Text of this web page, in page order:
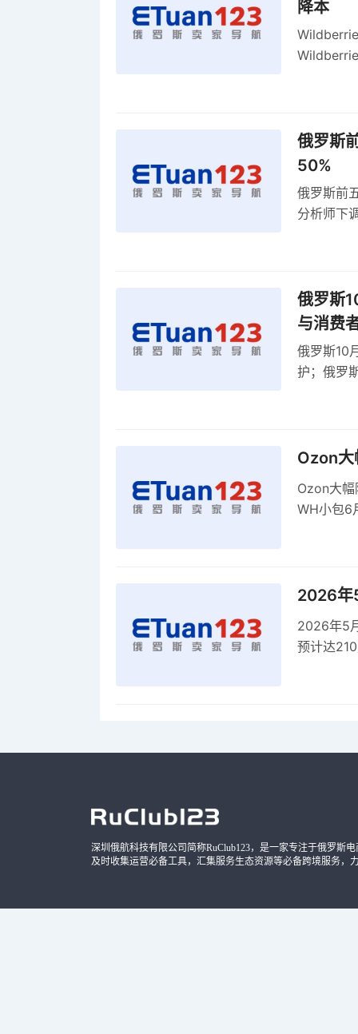
降本
俄罗斯
50%
俄罗斯前
分析师下
俄罗斯
与消费
俄罗斯10
护；俄罗
Ozon大
Ozon大
WH小包6
2026年
2026年5
预计达
深圳俄航科技有限公司简称RuClub123，是一家专注于俄罗斯
及时收集运营必备工具，汇集服务生态资源等必备跨境服务，